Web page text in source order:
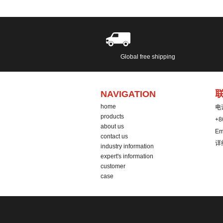
Global free shipping
NAVIGATION
home
products
about us
contact us
industry information
expert's information
customer
case
电
详